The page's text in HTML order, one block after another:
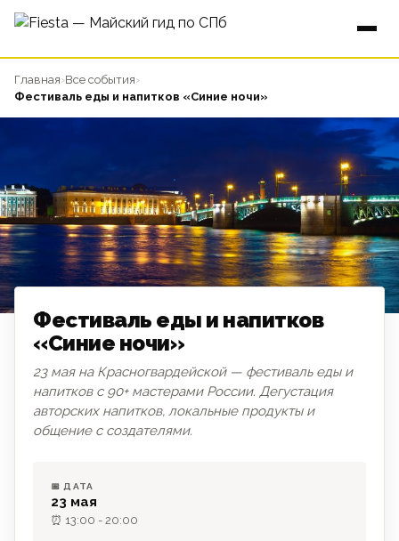
Главная›Все события›
Фестиваль еды и напитков «Синие ночи»
ГАСТРО
Фестиваль еды и напитков
«Синие ночи»
23 мая на Красногвардейской — фестиваль еды и
напитков с 90+ мастерами России. Дегустация
авторских напитков, локальные продукты и
общение с создателями.
📅 ДАТА
23 мая
⏰ 13:00 - 20:00